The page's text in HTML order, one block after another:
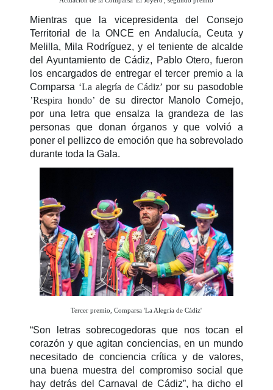
Mientras que la vicepresidenta del Consejo
Territorial de la ONCE en Andalucía, Ceuta y
Melilla, Mila Rodríguez, y el teniente de alcalde
del Ayuntamiento de Cádiz, Pablo Otero, fueron
los encargados de entregar el tercer premio a la
Comparsa ‘La alegría de Cádiz’ por su pasodoble
’Respira hondo’de su director Manolo Cornejo,
por una letra que ensalza la grandeza de las
personas que donan órganos y que volvió a
poner el pellizco de emoción que ha sobrevolado
durante toda la Gala.
Tercer premio, Comparsa 'La Alegría de Cádiz'
“Son letras sobrecogedoras que nos tocan el
corazón y que agitan conciencias, en un mundo
necesitado de conciencia crítica y de valores,
una buena muestra del compromiso social que
hay detrás del Carnaval de Cádiz”, ha dicho el